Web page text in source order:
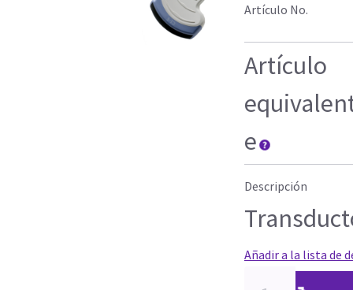
Artículo No.
Artículo
e
Descripción
Añadir a la lista de